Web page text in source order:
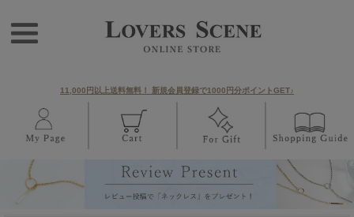
11,000円以上送料無料！ 新規会員登録で1000円分ポイントGET♪